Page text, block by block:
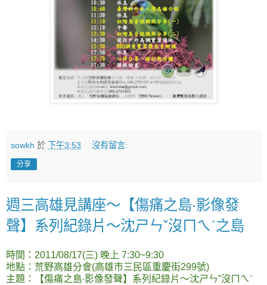
sowkh 於 下午3:53 沒有留言:
分享
週三高雄見講座～【傷痛之島‧影像發
聲】系列紀錄片～沈ㄕㄣˇ沒ㄇㄟˊ之島
時間：2011/08/17(三) 晚上 7:30~9:30
地點：荒野高雄分會(高雄市三民區重慶街299號)
主題：【傷痛之島‧影像發聲】系列紀錄片～沈ㄕㄣˇ沒ㄇㄟˊ